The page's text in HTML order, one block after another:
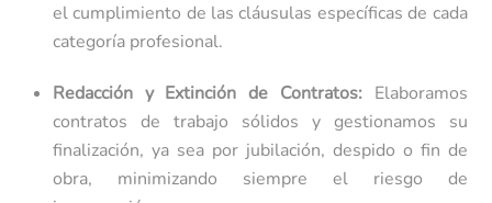
el cumplimiento de las cláusulas específicas de cada
categoría profesional.
Redacción y Extinción de Contratos:Elaboramos
contratos de trabajo sólidos y gestionamos su
finalización, ya sea por jubilación, despido o fin de
obra, minimizando siempre el riesgo de